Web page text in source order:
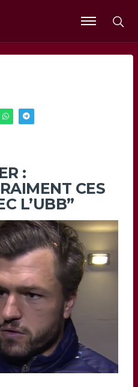
Ouvrir
le
:
CES
L’UBB”